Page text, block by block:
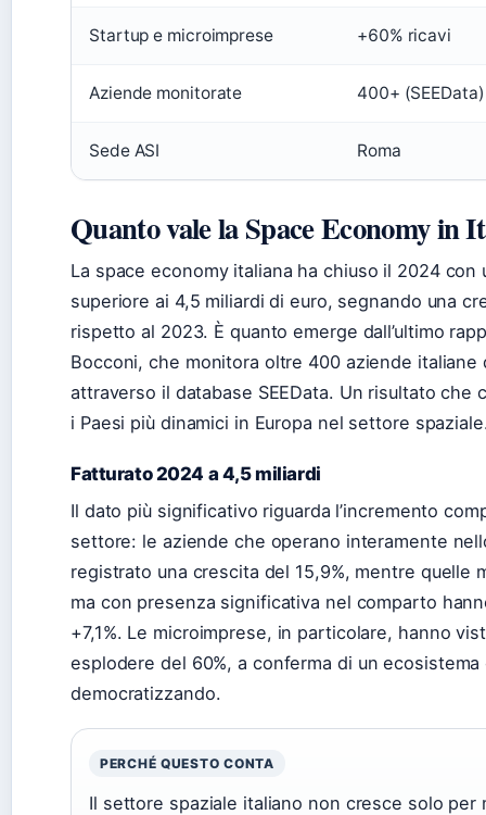
Startup e microimprese +60% ricavi
Aziende monitorate 400+ (SEEData)
Sede ASI Roma
Quanto vale la Space Economy in
La space economy italiana ha chiuso il 2024 con
superiore ai 4,5 miliardi di euro, segnando una
rispetto al 2023. È quanto emerge dall’ultimo
Bocconi, che monitora oltre 400 aziende italiane
attraverso il database SEEData. Un risultato che
i Paesi più dinamici in Europa nel settore
Fatturato 2024 a 4,5 miliardi
Il dato più significativo riguarda l’incremento
settore: le aziende che operano interamente
registrato una crescita del 15,9%, mentre quelle
ma con presenza significativa nel comparto
+7,1%. Le microimprese, in particolare, hanno
esplodere del 60%, a conferma di un
democratizzando.
PERCHÉ QUESTO CONTA
Il settore spaziale italiano non cresce solo per